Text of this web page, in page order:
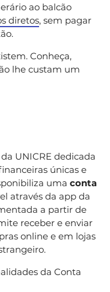
ao balcão
diretos, sem pagar
Conheça,
lhe custam um
UNICRE dedicada
únicas e
uma conta
através da app da
a partir de
receber e enviar
online e em lojas
da Conta